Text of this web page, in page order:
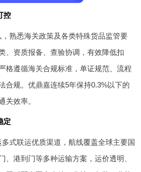
控
熟悉海关政策及各类特殊货品监管要
、资质报备、查验协调，有效降低扣
格遵循海关合规标准，单证规范、流程
合规。优鼎嘉连续5年保持0.3%以下的
关效率。
定
式联运优质渠道，航线覆盖全球主要国
、港到门等多种运输方案，运价透明、